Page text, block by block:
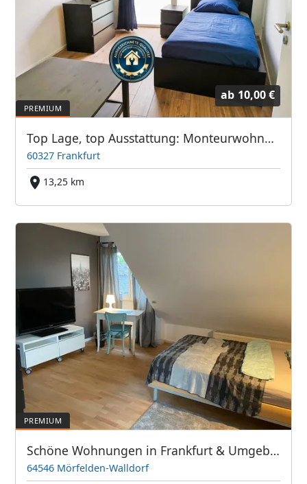
ab 10,00 €
Top Lage, top Ausstattung: Monteurwohnung Frankfurter Bett GmbH
60327 Frankfurt
13,25 km
Schöne Wohnungen in Frankfurt & Umgebung - PIM APARTMENTS
64546 Mörfelden-Walldorf